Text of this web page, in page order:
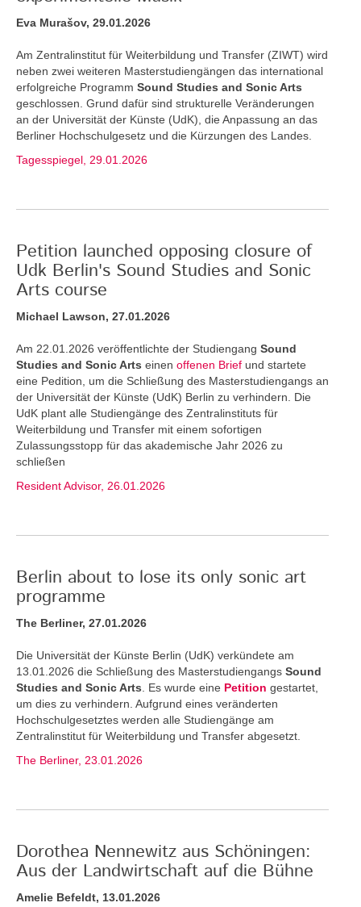
Eva Murašov, 29.01.2026
Am Zentralinstitut für Weiterbildung und Transfer (ZIWT) wird
neben zwei weiteren Masterstudiengängen das international
erfolgreiche Programm Sound Studies and Sonic Arts
geschlossen. Grund dafür sind strukturelle Veränderungen
an der Universität der Künste (UdK), die Anpassung an das
Berliner Hochschulgesetz und die Kürzungen des Landes.
Tagesspiegel, 29.01.2026
Petition launched opposing closure of
Udk Berlin's Sound Studies and Sonic
Arts course
Michael Lawson, 27.01.2026
Am 22.01.2026 veröffentlichte der Studiengang Sound
Studies and Sonic Arts einen offenen Brief und startete
eine Pedition, um die Schließung des Masterstudiengangs an
der Universität der Künste (UdK) Berlin zu verhindern. Die
UdK plant alle Studiengänge des Zentralinstituts für
Weiterbildung und Transfer mit einem sofortigen
Zulassungsstopp für das akademische Jahr 2026 zu
schließen
Resident Advisor, 26.01.2026
Berlin about to lose its only sonic art
programme
The Berliner, 27.01.2026
Die Universität der Künste Berlin (UdK) verkündete am
13.01.2026 die Schließung des Masterstudiengangs Sound
Studies and Sonic Arts . Es wurde eine Petition gestartet,
um dies zu verhindern. Aufgrund eines veränderten
Hochschulgesetztes werden alle Studiengänge am
Zentralinstitut für Weiterbildung und Transfer abgesetzt.
The Berliner, 23.01.2026
Dorothea Nennewitz aus Schöningen:
Aus der Landwirtschaft auf die Bühne
Amelie Befeldt, 13.01.2026